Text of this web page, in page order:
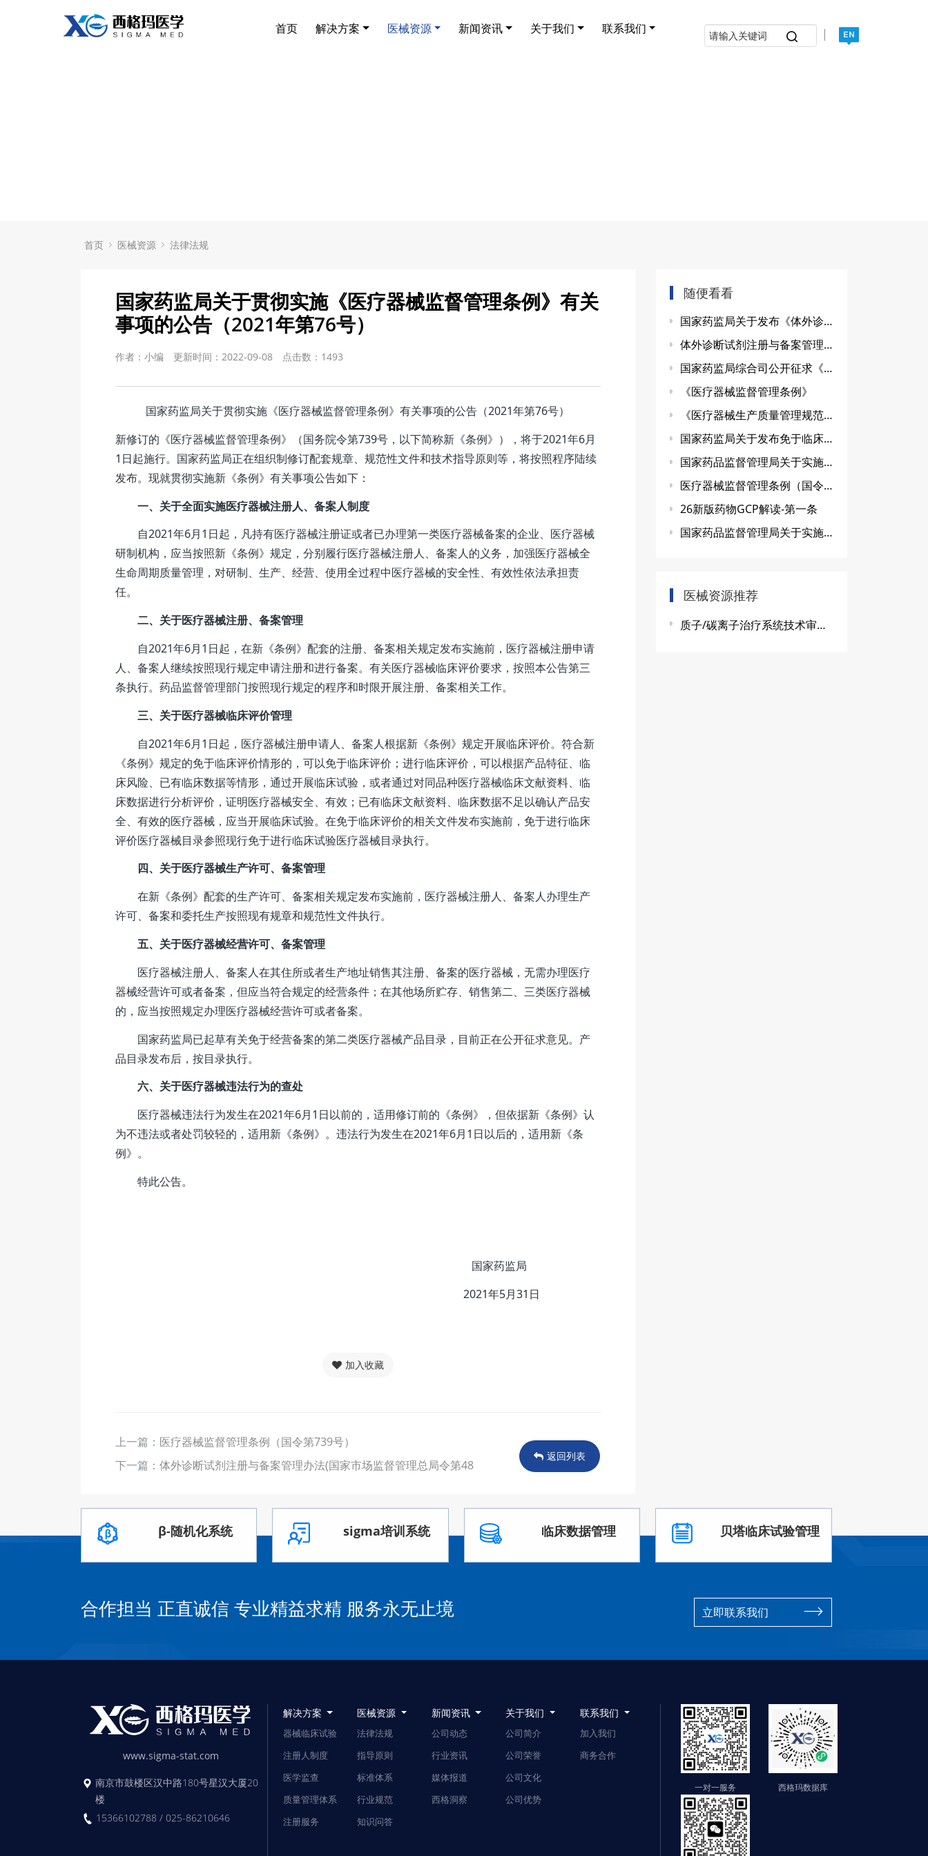
首页 解决方案 医械资源 新闻资讯 关于我们 联系我们 |
首页 医械资源 法律法规
国家药监局关于贯彻实施《医疗器械监督管理条例》有关
事项的公告（2021年第76号）
作者：小编 更新时间：2022-09-08 点击数： 1493
国家药监局关于贯彻实施《医疗器械监督管理条例》有关事项的公告（2021年第76号）
新修订的《医疗器械监督管理条例》（国务院令第739号，以下简称新《条例》），将于2021年6月
1日起施行。国家药监局正在组织制修订配套规章、规范性文件和技术指导原则等，将按照程序陆续
发布。现就贯彻实施新《条例》有关事项公告如下：
一、关于全面实施医疗器械注册人、备案人制度
自2021年6月1日起，凡持有医疗器械注册证或者已办理第一类医疗器械备案的企业、医疗器械
研制机构，应当按照新《条例》规定，分别履行医疗器械注册人、备案人的义务，加强医疗器械全
生命周期质量管理，对研制、生产、经营、使用全过程中医疗器械的安全性、有效性依法承担责
任。
二、关于医疗器械注册、备案管理
自2021年6月1日起，在新《条例》配套的注册、备案相关规定发布实施前，医疗器械注册申请
人、备案人继续按照现行规定申请注册和进行备案。有关医疗器械临床评价要求，按照本公告第三
条执行。药品监督管理部门按照现行规定的程序和时限开展注册、备案相关工作。
三、关于医疗器械临床评价管理
自2021年6月1日起，医疗器械注册申请人、备案人根据新《条例》规定开展临床评价。符合新
《条例》规定的免于临床评价情形的，可以免于临床评价；进行临床评价，可以根据产品特征、临
床风险、已有临床数据等情形，通过开展临床试验，或者通过对同品种医疗器械临床文献资料、临
床数据进行分析评价，证明医疗器械安全、有效；已有临床文献资料、临床数据不足以确认产品安
全、有效的医疗器械，应当开展临床试验。在免于临床评价的相关文件发布实施前，免于进行临床
评价医疗器械目录参照现行免于进行临床试验医疗器械目录执行。
四、关于医疗器械生产许可、备案管理
在新《条例》配套的生产许可、备案相关规定发布实施前，医疗器械注册人、备案人办理生产
许可、备案和委托生产按照现有规章和规范性文件执行。
五、关于医疗器械经营许可、备案管理
医疗器械注册人、备案人在其住所或者生产地址销售其注册、备案的医疗器械，无需办理医疗
器械经营许可或者备案，但应当符合规定的经营条件；在其他场所贮存、销售第二、三类医疗器械
的，应当按照规定办理医疗器械经营许可或者备案。
国家药监局已起草有关免于经营备案的第二类医疗器械产品目录，目前正在公开征求意见。产
品目录发布后，按目录执行。
六、关于医疗器械违法行为的查处
医疗器械违法行为发生在2021年6月1日以前的，适用修订前的《条例》，但依据新《条例》认
为不违法或者处罚较轻的，适用新《条例》。违法行为发生在2021年6月1日以后的，适用新《条
例》。
特此公告。
国家药监局
2021年5月31日
加入收藏
上一篇： 医疗器械监督管理条例（国令第739号）
下一篇： 体外诊断试剂注册与备案管理办法(国家市场监督管理总局令第48
返回列表
随便看看
国家药监局关于发布《体外诊断试剂分类规则》的公告（2021年第129号）
体外诊断试剂注册与备案管理办法(国家市场监督管理总局令第48号)
国家药监局综合司公开征求《医疗器械质量管理体系年度自查报告编写指南（征求意见稿）》意见
《医疗器械监督管理条例》
《医疗器械生产质量管理规范》修订发布
国家药监局关于发布免于临床试验的体外诊断试剂临床评价技术指导原则的通告（2021年第74号）
国家药品监督管理局关于实施《医疗器械注册与备案管理办法》《体外诊断试剂注册与备案管理办法》有关事项的通告（2021年第76号）
医疗器械监督管理条例（国令第739号）
26新版药物GCP解读-第一条
国家药品监督管理局关于实施《医疗器械注册与备案管理办法》《体外诊断试剂注册与备案管理办法》有关事项的通告（2021年第76号）
医械资源推荐
质子/碳离子治疗系统技术审查指导原则
β-随机化系统 sigma培训系统 临床数据管理 贝塔临床试验管理
合作担当 正直诚信 专业精益求精 服务永无止境 立即联系我们
www.sigma-stat.com
南京市鼓楼区汉中路180号星汉大厦20
楼
15366102788 / 025-86210646
解决方案
器械临床试验
注册人制度
医学监查
质量管理体系
注册服务
医械资源
法律法规
指导原则
标准体系
行业规范
知识问答
新闻资讯
公司动态
行业资讯
媒体报道
西格洞察
关于我们
公司简介
公司荣誉
公司文化
公司优势
联系我们
加入我们
商务合作
一对一服务 西格玛数据库